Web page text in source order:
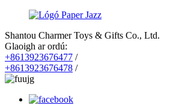
Shantou Charmer Toys & Gifts Co., Ltd.
Glaoigh ar ordú:
+8613923676477 /
+8613923676478 /